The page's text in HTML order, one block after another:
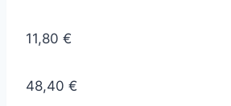
11,80 €
48,40 €